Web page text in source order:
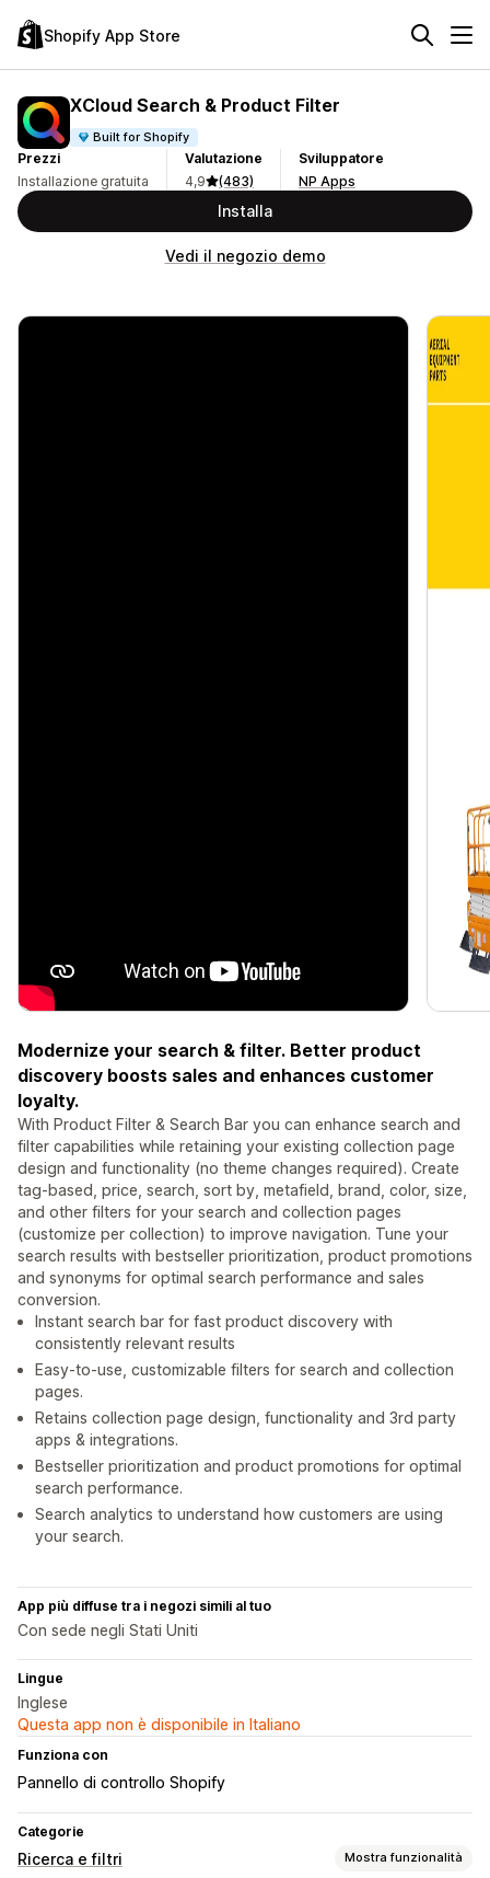
Shopify App Store
XCloud Search & Product Filter
Built for Shopify
Prezzi
Installazione gratuita
Valutazione
4,9
(483)
Sviluppatore
NP Apps
Installa
Vedi il negozio demo
Modernize your search & filter. Better product
discovery boosts sales and enhances customer
loyalty.
With Product Filter & Search Bar you can enhance search and
filter capabilities while retaining your existing collection page
design and functionality (no theme changes required). Create
tag-based, price, search, sort by, metafield, brand, color, size,
and other filters for your search and collection pages
(customize per collection) to improve navigation. Tune your
search results with bestseller prioritization, product promotions
and synonyms for optimal search performance and sales
conversion.
Instant search bar for fast product discovery with
consistently relevant results
Easy-to-use, customizable filters for search and collection
pages.
Retains collection page design, functionality and 3rd party
apps & integrations.
Bestseller prioritization and product promotions for optimal
search performance.
Search analytics to understand how customers are using
your search.
App più diffuse tra i negozi simili al tuo
Con sede negli Stati Uniti
Lingue
Inglese
Questa app non è disponibile in Italiano
Funziona con
Pannello di controllo Shopify
Categorie
Ricerca e filtri Mostra funzionalità